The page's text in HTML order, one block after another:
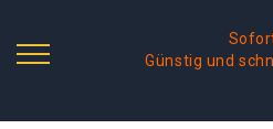
Günstig und